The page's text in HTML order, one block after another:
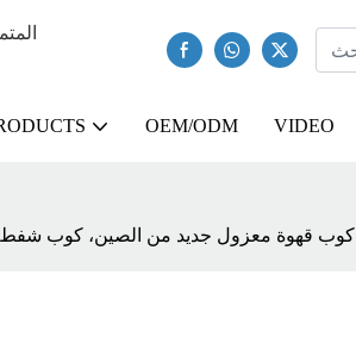
OEM/ODM VIDEO
كوب قهوة معزول جديد من الصين، كوب شفط